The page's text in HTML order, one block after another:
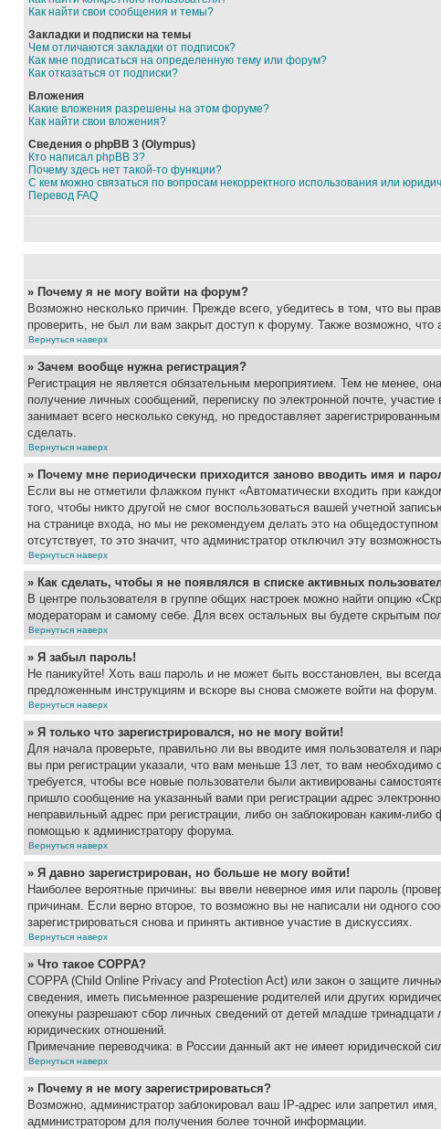
Как найти свои сообщения и темы?
Закладки и подписки на темы
Чем отличаются закладки от подписок?
Как мне подписаться на определенную тему или форум?
Как отказаться от подписки?
Вложения
Какие вложения разрешены на этом форуме?
Как найти свои вложения?
Сведения о phpBB 3 (Olympus)
Кто написал phpBB 3?
Почему здесь нет такой-то функции?
С кем можно связаться по вопросам некорректного использования или
Перевод FAQ
» Почему я не могу войти на форум?
Возможно несколько причин. Прежде всего, убедитесь в том, что вы
проверить, не был ли вам закрыт доступ к форуму. Также возможно,
Вернуться наверх
» Зачем вообще нужна регистрация?
Регистрация не является обязательным мероприятием. Тем не менее,
получение личных сообщений, переписку по электронной почте,
занимает всего несколько секунд, но предоставляет
сделать.
Вернуться наверх
» Почему мне периодически приходится заново вводить имя и
Если вы не отметили флажком пункт «Автоматически входить при
того, чтобы никто другой не смог воспользоваться вашей учетной
на странице входа, но мы не рекомендуем делать это на
отсутствует, то это значит, что администратор отключил эту
Вернуться наверх
» Как сделать, чтобы я не появлялся в списке активных
В центре пользователя в группе общих настроек можно найти опцию
модераторам и самому себе. Для всех остальных вы будете скрытым
Вернуться наверх
» Я забыл пароль!
Не паникуйте! Хоть ваш пароль и не может быть восстановлен, вы
предложенным инструкциям и вскоре вы снова сможете войти на форум.
Вернуться наверх
» Я только что зарегистрировался, но не могу войти!
Для начала проверьте, правильно ли вы вводите имя пользователя и
вы при регистрации указали, что вам меньше 13 лет, то вам
требуется, чтобы все новые пользователи были активированы
пришло сообщение на указанный вами при регистрации адрес
неправильный адрес при регистрации, либо он заблокирован каким-
помощью к администратору форума.
Вернуться наверх
» Я давно зарегистрирован, но больше не могу войти!
Наиболее вероятные причины: вы ввели неверное имя или пароль
причинам. Если верно второе, то возможно вы не написали ни одного
зарегистрироваться снова и принять активное участие в дискуссиях.
Вернуться наверх
» Что такое COPPA?
COPPA (Child Online Privacy and Protection Act) или закон о защите
сведения, иметь письменное разрешение родителей или других
опекуны разрешают сбор личных сведений от детей младше
юридических отношений.
Примечание переводчика: в России данный акт не имеет юридической
Вернуться наверх
» Почему я не могу зарегистрироваться?
Возможно, администратор заблокировал ваш IP-адрес или запретил
администратором для получения более точной информации.